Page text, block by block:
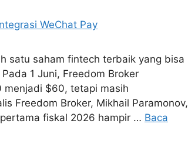
satu saham fintech terbaik yang bisa
1 Juni, Freedom Broker
menjadi $60, tetapi masih
Freedom Broker, Mikhail Paramonov,
fiskal 2026 hampir … Baca